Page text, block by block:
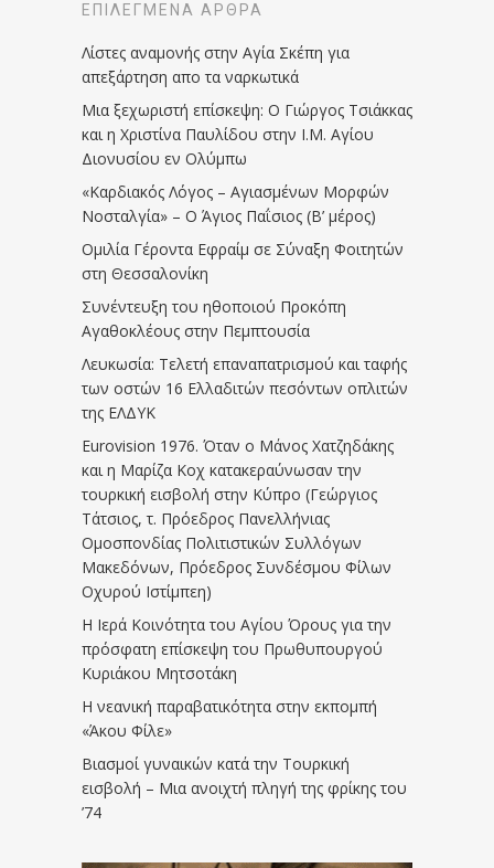
ΕΠΙΛΕΓΜΈΝΑ ΆΡΘΡΑ
Λίστες αναμονής στην Αγία Σκέπη για
απεξάρτηση απο τα ναρκωτικά
Μια ξεχωριστή επίσκεψη: Ο Γιώργος Τσιάκκας
και η Χριστίνα Παυλίδου στην Ι.Μ. Αγίου
Διονυσίου εν Ολύμπω
«Καρδιακός Λόγος – Αγιασμένων Μορφών
Νοσταλγία» – Ο Άγιος Παΐσιος (Β’ μέρος)
Ομιλία Γέροντα Εφραίμ σε Σύναξη Φοιτητών
στη Θεσσαλονίκη
Συνέντευξη του ηθοποιού Προκόπη
Αγαθοκλέους στην Πεμπτουσία
Λευκωσία: Τελετή επαναπατρισμού και ταφής
των οστών 16 Ελλαδιτών πεσόντων οπλιτών
της ΕΛΔΥΚ
Eurovision 1976. Όταν ο Μάνος Χατζηδάκης
και η Μαρίζα Κοχ κατακεραύνωσαν την
τουρκική εισβολή στην Κύπρο (Γεώργιος
Τάτσιος, τ. Πρόεδρος Πανελλήνιας
Ομοσπονδίας Πολιτιστικών Συλλόγων
Μακεδόνων, Πρόεδρος Συνδέσμου Φίλων
Οχυρού Ιστίμπεη)
Η Ιερά Κοινότητα του Αγίου Όρους για την
πρόσφατη επίσκεψη του Πρωθυπουργού
Κυριάκου Μητσοτάκη
Η νεανική παραβατικότητα στην εκπομπή
«Άκου Φίλε»
Βιασμοί γυναικών κατά την Τουρκική
εισβολή – Μια ανοιχτή πληγή της φρίκης του
’74